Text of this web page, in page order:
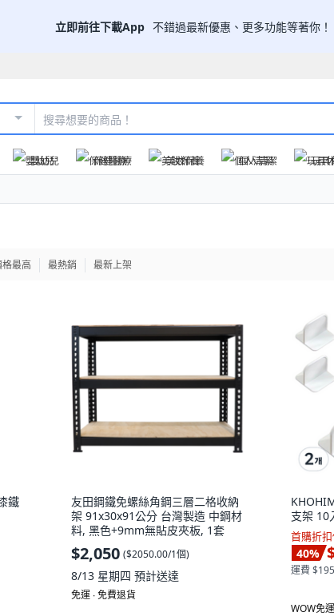
立即前往下載App 不錯過最新優惠、更多功能等著你！
嬰幼兒 保健醫療 美妝保養 個人清潔 玩具
格最高 最熱銷 最新上架
鐵
友田鋼鐵免螺絲角鋼三層二格收納
架 91x30x91公分 台灣製造 中鋼材
料, 黑色+9mm無貼皮夾板, 1套
$2,050 ($2050.00/1個)
8/13 星期四 預計送達
免運 ∙ 免費退貨
支架 10
首購折
40%
運費 $195
WOW免運